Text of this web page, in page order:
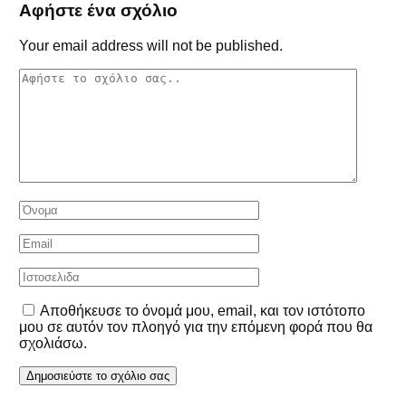
Αφήστε ένα σχόλιο
Your email address will not be published.
Αποθήκευσε το όνομά μου, email, και τον ιστότοπο
μου σε αυτόν τον πλοηγό για την επόμενη φορά που θα
σχολιάσω.